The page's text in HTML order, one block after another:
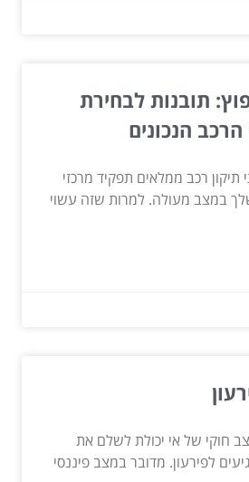
תובנות לבחירת
הרכב הנכונים
רכב ממלאים תפקיד מרכזי
במצב מעולה. למרות שזה עשוי
חוקי של אי יכולת לשלם את
לפירעון. מדובר במצב פיננסי